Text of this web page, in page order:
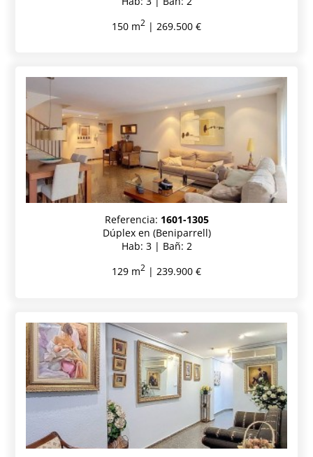
150 m2 | 269.500 €
Referencia: 1601-1305
Dúplex en (Beniparrell)
Hab: 3 | Bañ: 2
129 m2 | 239.900 €